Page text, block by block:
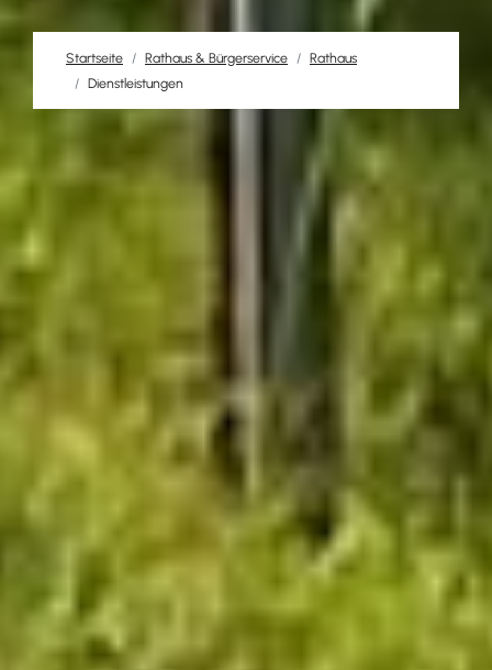
Startseite Rathaus & Bürgerservice
Rathaus
Dienstleistungen